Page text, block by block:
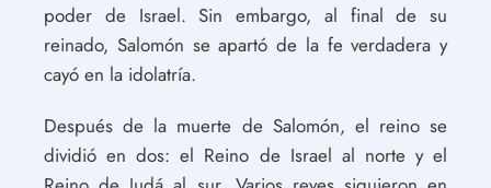
poder de Israel. Sin embargo, al final de su
reinado, Salomón se apartó de la fe verdadera y
cayó en la idolatría.
Después de la muerte de Salomón, el reino se
dividió en dos: el Reino de Israel al norte y el